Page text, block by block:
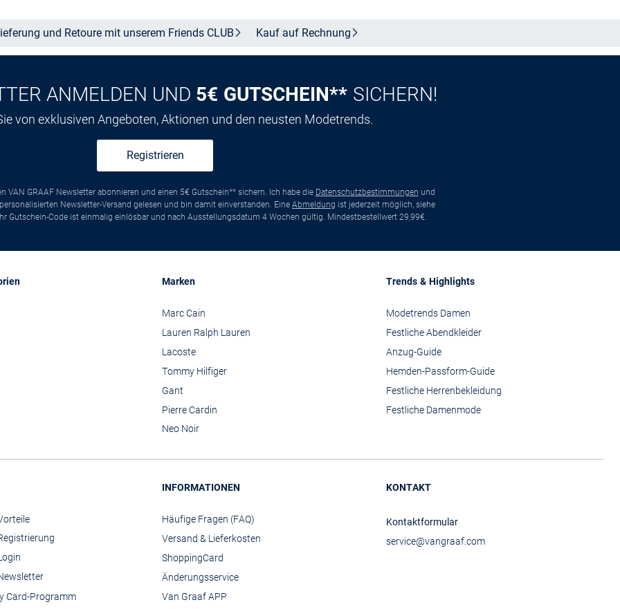
und Retoure mit unserem Friends CLUB Kauf auf Rechnung
ANMELDEN UND 5€ GUTSCHEIN** SICHERN!
von exklusiven Angeboten, Aktionen und den neusten Modetrends.
Registrieren
VAN GRAAF Newsletter abonnieren und einen 5€ Gutschein** sichern. Ich habe die Datenschutzbestimmungen und
Newsletter-Versand gelesen und bin damit einverstanden. Eine Abmeldung ist jederzeit möglich, siehe
Gutschein-Code ist einmalig einlösbar und nach Ausstellungsdatum 4 Wochen gültig. Mindestbestellwert 29,99€.
Marken
Marc Cain
Lauren Ralph Lauren
Lacoste
Tommy Hilfiger
Gant
Pierre Cardin
Neo Noir
Trends & Highlights
Modetrends Damen
Festliche Abendkleider
Anzug-Guide
Hemden-Passform-Guide
Festliche Herrenbekleidung
Festliche Damenmode
Card-Programm
INFORMATIONEN
Häufige Fragen (FAQ)
Versand & Lieferkosten
ShoppingCard
Änderungsservice
Van Graaf APP
KONTAKT
Kontaktformular
service@vangraaf.com